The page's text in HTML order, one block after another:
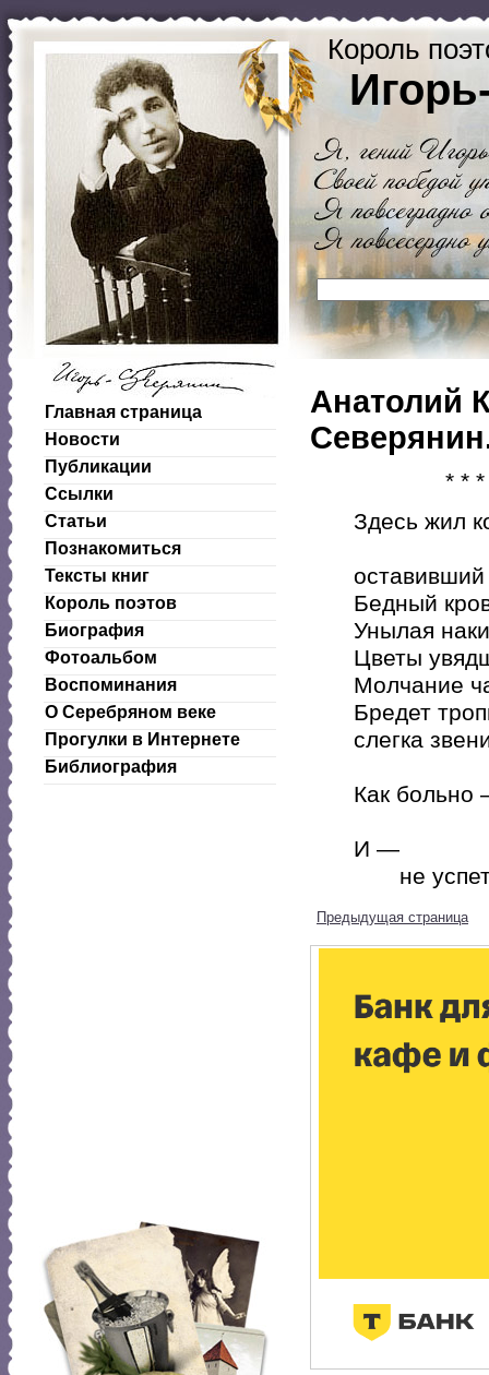
Король
Главная страница
Новости
Публикации
Ссылки
Статьи
Познакомиться
Тексты книг
Король поэтов
Биография
Фотоальбом
Воспоминания
О Серебряном веке
Прогулки в Интернете
Библиография
Анатолий
* * *
Здесь жил
Бедный
Унылая
Цветы
Молчание
Бредет
слегка
Как больно
И —
не
Предыдущая страница